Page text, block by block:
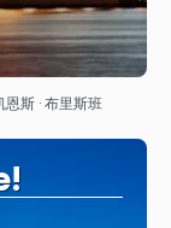
斯 · 布里斯班